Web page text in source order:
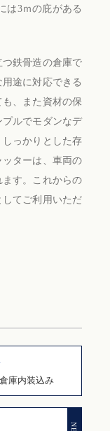
は3ｍの庇がある
鉄骨造の倉庫で
途に対応できる
、また資材の保
ルでモダンなデ
っかりとした存
ターは、車両の
す。これからの
てご利用いただ
庫内装込み